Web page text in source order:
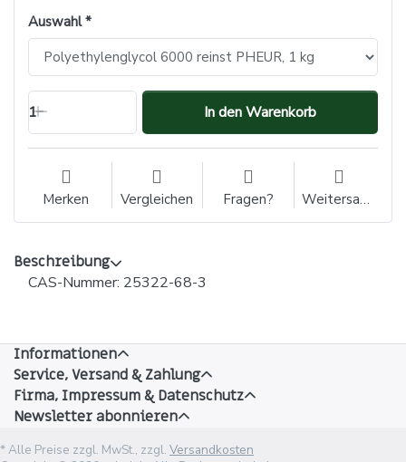
Auswahl
1 In den Warenkorb
Merken Vergleichen Fragen? Weitersagen
Beschreibung
CAS-Nummer: 25322-68-3
Informationen
Service, Versand & Zahlung
Firma, Impressum & Datenschutz
Newsletter abonnieren
* Alle Preise zzgl. MwSt., zzgl. Versandkosten